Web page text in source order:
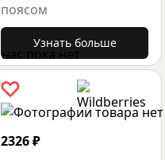
поясом
Узнать больше
2326₽